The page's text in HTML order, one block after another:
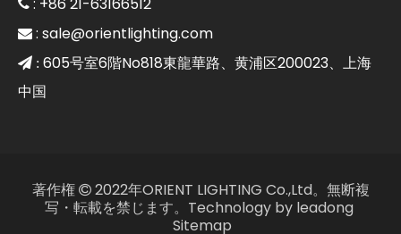
 : +86 21-63166512
 : sale@orientlighting.com
 : 605号室6階No818東龍華路、黄浦区200023、上海
中国
著作権 2022年ORIENT LIGHTING Co.,Ltd。無断複
写・転載を禁じます。Technology by leadong
Sitemap